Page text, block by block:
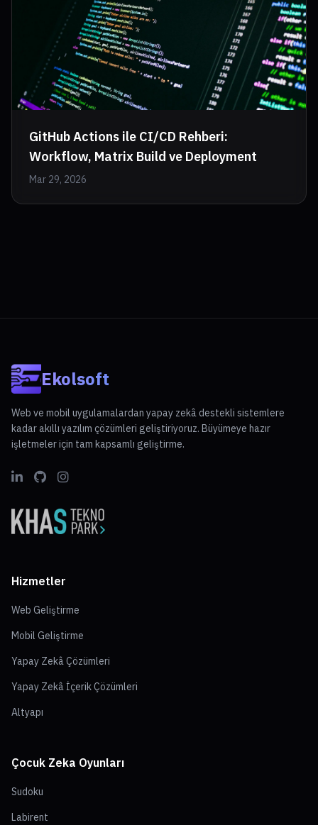
GitHub Actions ile CI/CD Rehberi:
Workflow, Matrix Build ve Deployment
Mar 29, 2026
Ekolsoft
Web ve mobil uygulamalardan yapay zekâ destekli sistemlere
kadar akıllı yazılım çözümleri geliştiriyoruz. Büyümeye hazır
işletmeler için tam kapsamlı geliştirme.
Hizmetler
Web Geliştirme
Mobil Geliştirme
Yapay Zekâ Çözümleri
Yapay Zekâ İçerik Çözümleri
Altyapı
Çocuk Zeka Oyunları
Sudoku
Labirent